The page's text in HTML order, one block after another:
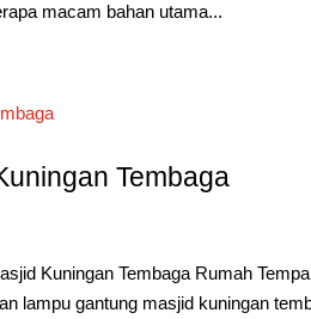
macam bahan utama...
Tembaga
Kuningan Tembaga Rumah
lampu gantung masjid kuningan